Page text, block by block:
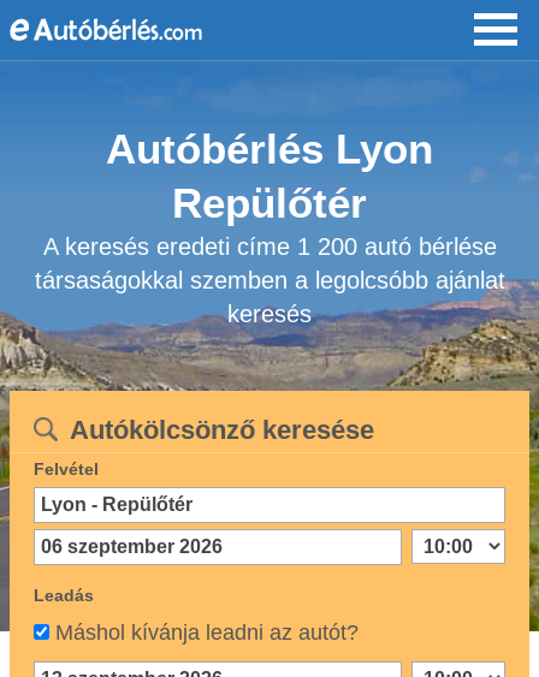
Autóbérlés Lyon
Repülőtér
A keresés eredeti címe 1 200 autó bérlése
társaságokkal szemben a legolcsóbb ajánlat
keresés
Autókölcsönző keresése
Felvétel
Leadás
Máshol kívánja leadni az autót?